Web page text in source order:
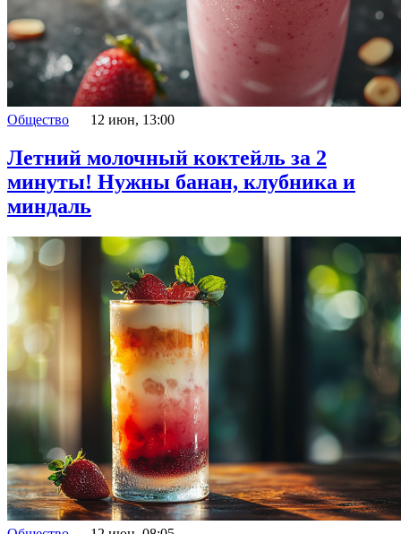
Общество 12 июн, 13:00
Летний молочный коктейль за 2
минуты! Нужны банан, клубника и
миндаль